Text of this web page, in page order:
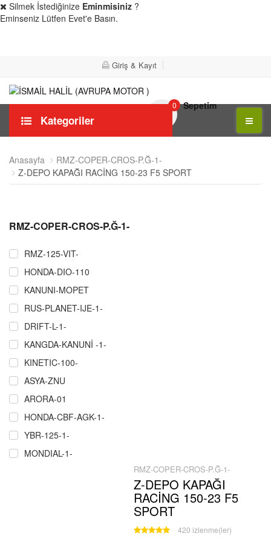
Silmek İstediğinize Eminmisiniz ?
Eminseniz Lütfen Evet'e Basın.
Giriş & Kayıt
0 Sepetim
Kategoriler
Anasayfa
RMZ-COPER-CROS-P.Ğ-1-
Z-DEPO KAPAĞI RACİNG 150-23 F5 SPORT
RMZ-COPER-CROS-P.Ğ-1-
RMZ-125-VIT-
HONDA-DIO-110
KANUNI-MOPET
RUS-PLANET-IJE-1-
DRIFT-L-1-
KANGDA-KANUNİ -1-
KINETIC-100-
ASYA-ZNU
ARORA-01
HONDA-CBF-AGK-1-
YBR-125-1-
MONDIAL-1-
ÇELIK-CRW-MARTIAN-MAXI-1-
RMZ-COPER-CROS-P.Ğ-1-
Z-DEPO KAPAĞI
RACİNG 150-23 F5
SPORT
420 izlenme(ler)